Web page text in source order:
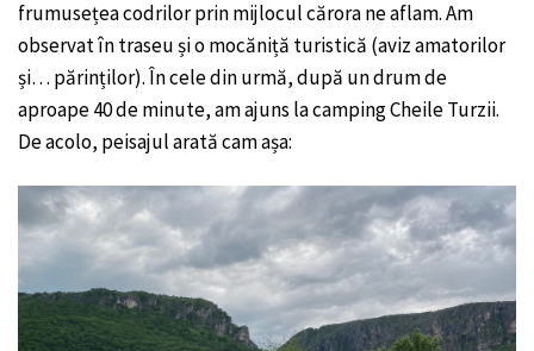
frumusețea codrilor prin mijlocul cărora ne aflam. Am
observat în traseu și o mocăniță turistică (aviz amatorilor
și… părinților). În cele din urmă, după un drum de
aproape 40 de minute, am ajuns la camping Cheile Turzii.
De acolo, peisajul arată cam așa: